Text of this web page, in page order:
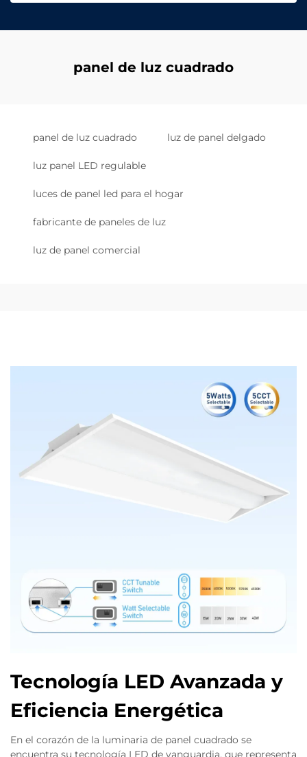
panel de luz cuadrado
panel de luz cuadrado luz de panel delgado
luz panel LED regulable
luces de panel led para el hogar
fabricante de paneles de luz
luz de panel comercial
Tecnología LED Avanzada y
Eficiencia Energética
En el corazón de la luminaria de panel cuadrado se
encuentra su tecnología LED de vanguardia, que representa